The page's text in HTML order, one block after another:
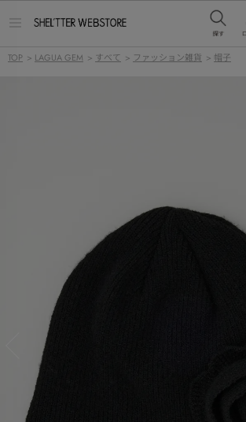
ー
TOP > LAGUA GEM > すべて > ファッション雑貨 > 帽子